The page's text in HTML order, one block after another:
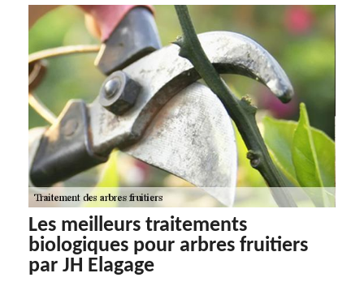
Les meilleurs traitements
biologiques pour arbres fruitiers
par JH Elagage